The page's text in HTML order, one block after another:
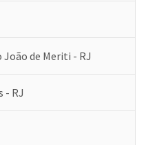
João de Meriti - RJ
- RJ